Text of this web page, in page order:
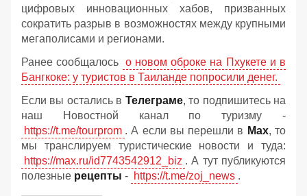
цифровых инновационных хабов, призванных
сократить разрыв в возможностях между крупными
мегаполисами и регионами.
Ранее сообщалось о новом оброке на Пхукете и в
Бангкоке: у туристов в Таиланде попросили денег.
Если вы остались в Телеграме, то подпишитесь на
наш Новостной канал по туризму -
https://t.me/tourprom . А если вы перешли в Мах, то
мы транслируем туристические новости и туда:
https://max.ru/id7743542912_biz . А тут публикуются
полезные рецепты - https://t.me/zoj_news .